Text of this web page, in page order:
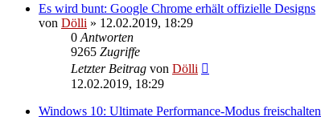
Es wird bunt: Google Chrome erhält offizielle Designs
von Dölli » 12.02.2019, 18:29
0 Antworten
9265 Zugriffe
Letzter Beitrag von Dölli
12.02.2019, 18:29
Windows 10: Ultimate Performance-Modus freischalten